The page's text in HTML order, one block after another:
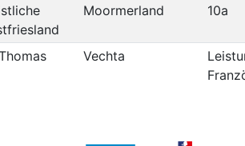
Moormerland 10a
Vechta